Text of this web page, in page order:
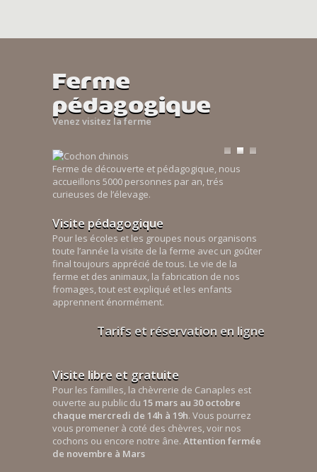
Ferme
pédagogique
Venez visitez la ferme
Ferme de découverte et pédagogique, nous
accueillons 5000 personnes par an, trés
curieuses de l’élevage.
Visite pédagogique
Pour les écoles et les groupes nous organisons
toute l’année la visite de la ferme avec un goûter
final toujours apprécié de tous. Le vie de la
ferme et des animaux, la fabrication de nos
fromages, tout est expliqué et les enfants
apprennent énormément.
Tarifs et réservation en ligne
Visite libre et gratuite
Pour les familles, la chèvrerie de Canaples est
ouverte au public du 15 mars au 30 octobre
chaque mercredi de 14h à 19h. Vous pourrez
vous promener à coté des chèvres, voir nos
cochons ou encore notre âne. Attention fermée
de novembre à Mars